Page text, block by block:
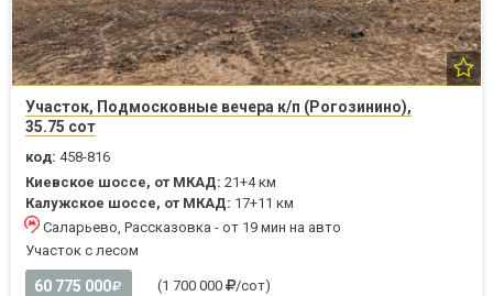
Участок, Подмосковные вечера к/п (Рогозинино),
35.75 сот
код: 458-816
Киевское шоссе, от МКАД: 21+4 км
Калужское шоссе, от МКАД: 17+11 км
Саларьево, Рассказовка - от 19 мин на авто
Участок с лесом
60 775 000 (1 700 000 /сот)